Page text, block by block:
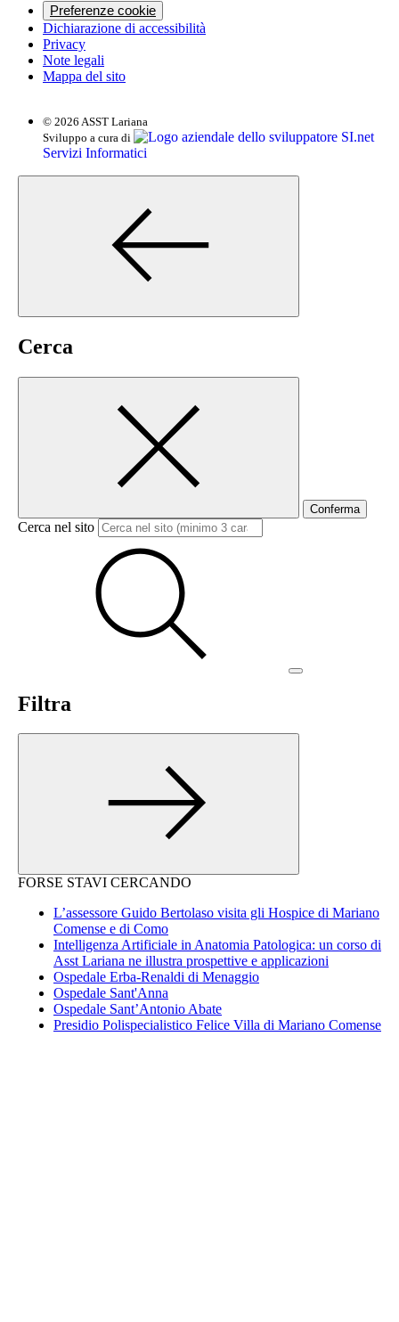
Preferenze cookie
Dichiarazione di accessibilità
Privacy
Note legali
Mappa del sito
© 2026 ASST Lariana
Sviluppo a cura di
SI.net
Servizi Informatici
Cerca
Conferma
Cerca nel sito
Filtra
FORSE STAVI CERCANDO
L’assessore Guido Bertolaso visita gli Hospice di Mariano
Comense e di Como
Intelligenza Artificiale in Anatomia Patologica: un corso di
Asst Lariana ne illustra prospettive e applicazioni
Ospedale Erba-Renaldi di Menaggio
Ospedale Sant'Anna
Ospedale Sant’Antonio Abate
Presidio Polispecialistico Felice Villa di Mariano Comense